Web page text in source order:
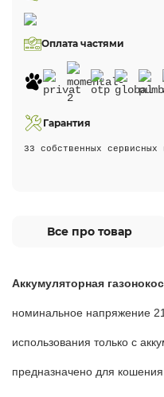
Оплата частями
Гарантия
33 собственных сервисных
Все про товар
Аккумуляторная
номинальное напряжение
использования только с
предназначено для